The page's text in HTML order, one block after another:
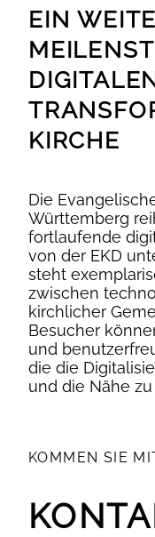
EIN
KIRCHE
Die
Württemberg
fortlaufende
von der EKD
steht
zwischen
kirchlicher
Besucher
und
die die
und die Nähe
KOMMEN SIE